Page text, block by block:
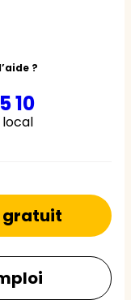
?
10
local
gratuit